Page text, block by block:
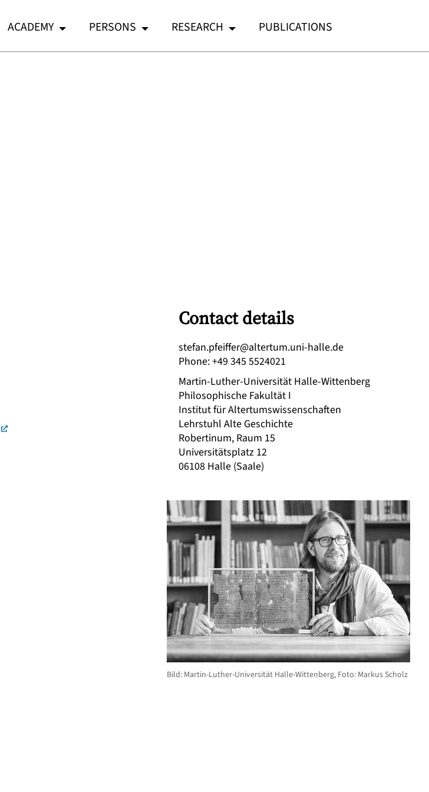
ACADEMY PERSONS RESEARCH PUBLICATIONS
Contact details
ed.ellah-inu.mutretla@reffiefp.nafets
Phone:+49 345 5524021
Martin-Luther-Universität Halle-Wittenberg
Philosophische Fakultät I
Institut für Altertumswissenschaften
Lehrstuhl Alte Geschichte
Robertinum, Raum 15
Universitätsplatz 12
06108 Halle (Saale)
Bild: Martin-Luther-Universität Halle-Wittenberg, Foto: Markus Scholz